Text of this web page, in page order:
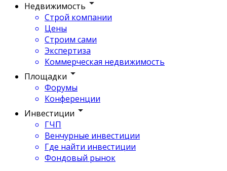
Недвижимость
Строй компании
Цены
Строим сами
Экспертиза
Коммерческая недвижимость
Площадки
Форумы
Конференции
Инвестиции
ГЧП
Венчурные инвестиции
Где найти инвестиции
Фондовый рынок